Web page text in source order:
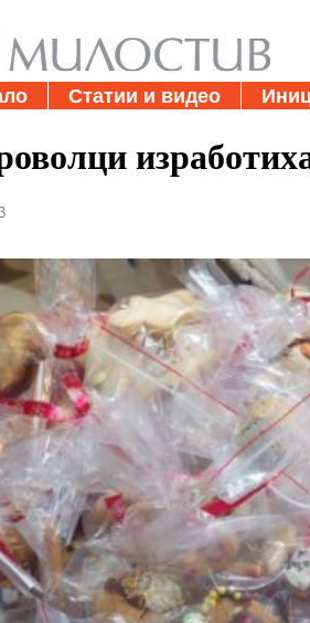
Статии и видео